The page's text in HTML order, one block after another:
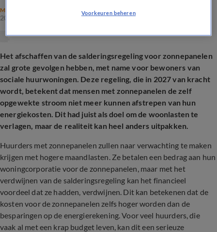
MILIEU
20 mrt 2025, 19:03
Het afschaffen van de salderingsregeling voor zonnepanelen
zal grote gevolgen hebben, met name voor bewoners van
sociale huurwoningen. Deze regeling, die in 2027 van kracht
wordt, betekent dat mensen met zonnepanelen de zelf
opgewekte stroom niet meer kunnen afstrepen van hun
energiekosten. Dit had juist als doel om de woonlasten te
verlagen, maar de realiteit kan heel anders uitpakken.
Huurders met zonnepanelen zullen naar verwachting te maken
krijgen met hogere maandlasten. Ze betalen een bedrag aan hun
woningcorporatie voor de zonnepanelen, maar met het
verdwijnen van de salderingsregeling kan het financieel
voordeel dat ze hadden, verdwijnen. Dit kan betekenen dat de
kosten voor de zonnepanelen zelfs hoger worden dan de
besparingen op de energierekening. Voor veel huurders, die
vaak al met een krap budget leven, kan dit een serieuze
Voorkeuren beheren